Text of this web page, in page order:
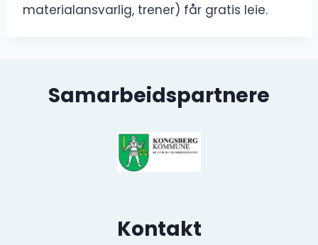
materialansvarlig, trener) får gratis leie.
Samarbeidspartnere
Kontakt